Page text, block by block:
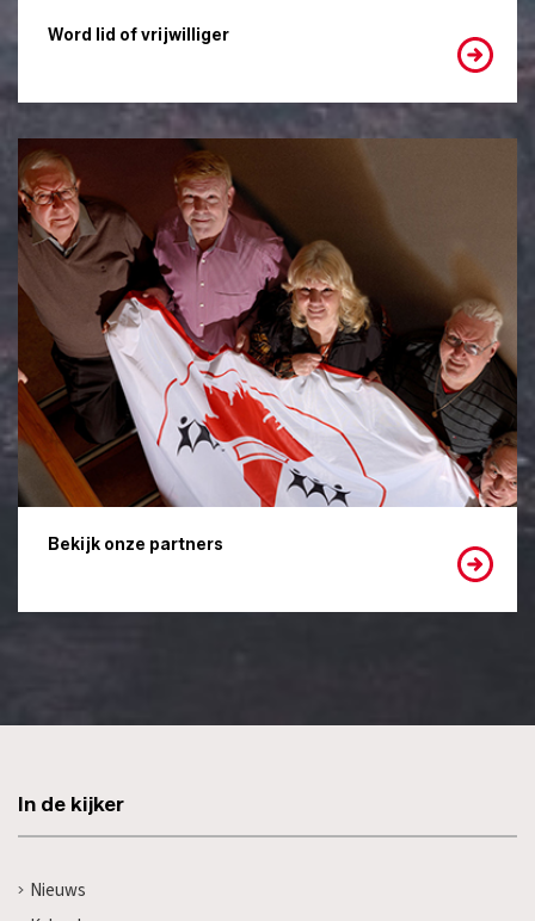
Word lid of vrijwilliger
Bekijk onze partners
In de kijker
Nieuws